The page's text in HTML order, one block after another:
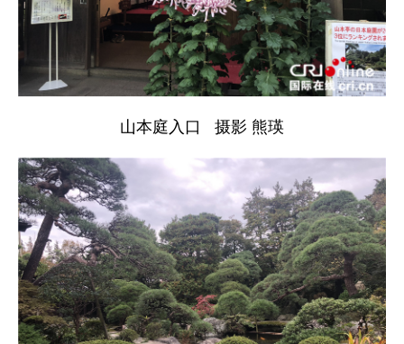
山本庭入口 摄影 熊瑛